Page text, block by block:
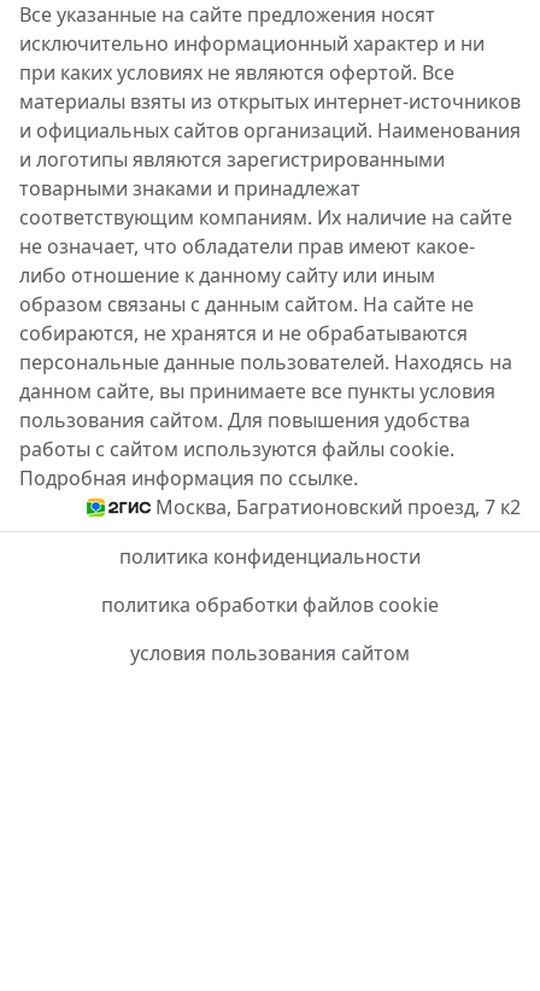
Все указанные на сайте предложения носят
исключительно информационный характер и ни
при каких условиях не являются офертой. Все
материалы взяты из открытых интернет-источников
и официальных сайтов организаций. Наименования
и логотипы являются зарегистрированными
товарными знаками и принадлежат
соответствующим компаниям. Их наличие на сайте
не означает, что обладатели прав имеют какое-
либо отношение к данному сайту или иным
образом связаны с данным сайтом. На сайте не
собираются, не хранятся и не обрабатываются
персональные данные пользователей. Находясь на
данном сайте, вы принимаете все пункты условия
пользования сайтом. Для повышения удобства
работы с сайтом используются файлы cookie.
Подробная информация по ссылке.
Москва, Багратионовский проезд, 7 к2
политика конфиденциальности
политика обработки файлов cookie
условия пользования сайтом